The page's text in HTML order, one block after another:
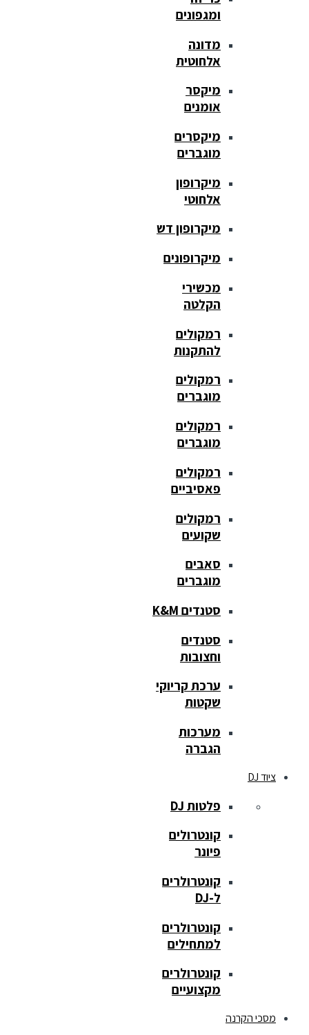
ומגפונים
מדונה
אלחוטית
מיקסר
אומנים
מיקסרים
מוגברים
מיקרופון
אלחוטי
מיקרופון דש
מיקרופונים
מכשירי
הקלטה
רמקולים
להתקנות
רמקולים
מוגברים
רמקולים
מוגברים
רמקולים
פאסיביים
רמקולים
שקועים
סאבים
מוגברים
סטנדים K&M
סטנדים
וחצובות
ערכת קריוקי
שקטות
מערכות
הגברה
ציוד DJ
פלטות DJ
קונטרולים
פיונר
קונטרולרים
ל-DJ
קונטרולרים
למתחילים
קונטרולרים
מקצועיים
מסכי הקרנה